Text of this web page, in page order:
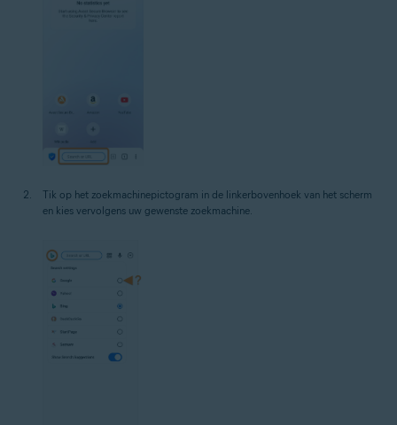
Tik op het zoekmachinepictogram in de linkerbovenhoek van het scherm
en kies vervolgens uw gewenste zoekmachine.